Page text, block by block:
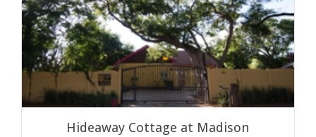
Hideaway Cottage at Madison